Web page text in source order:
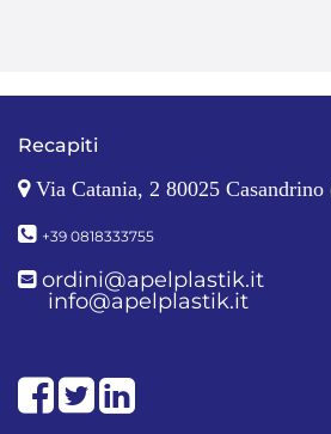
Recapiti
Via Catania, 2 80025
+39 0818333755
ordini@apelplastik.it
info@apelplastik.it
Facebook
TwitterLinkedIn